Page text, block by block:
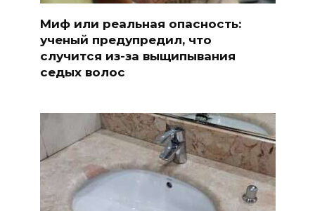
Миф или реальная опасность:
ученый предупредил, что
случится из-за выщипывания
седых волос